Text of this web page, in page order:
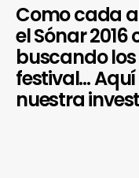
Como cada
el Sónar
buscando
festival…
nuestra